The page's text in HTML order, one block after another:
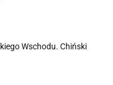
Wschodu. Chiński